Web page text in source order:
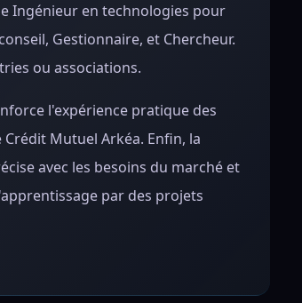
Ingénieur en technologies pour
Gestionnaire, et Chercheur.
ou associations.
l'expérience pratique des
Mutuel Arkéa. Enfin, la
avec les besoins du marché et
par des projets